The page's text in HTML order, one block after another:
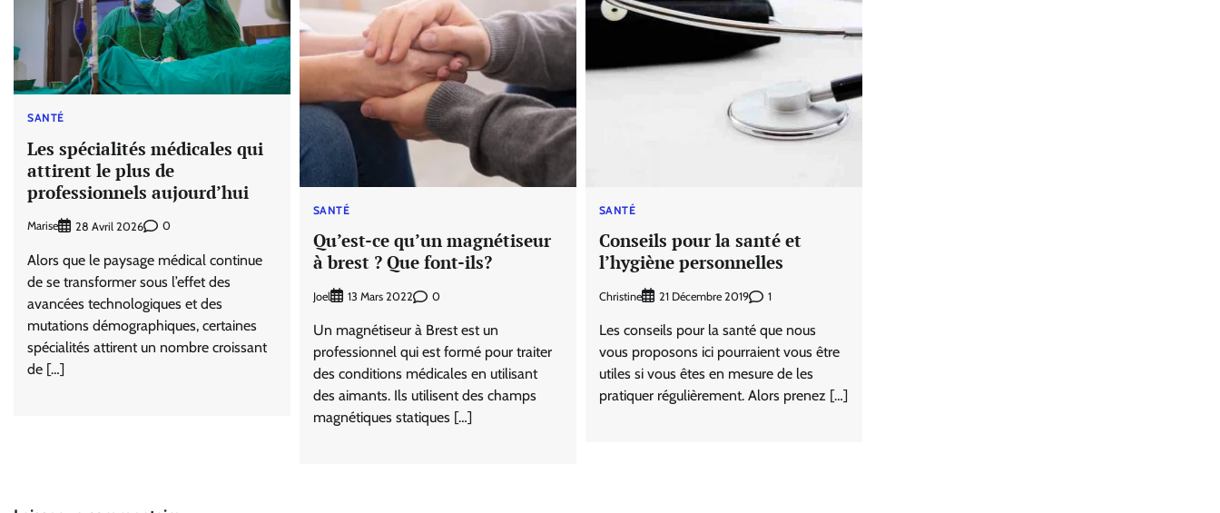
SANTÉ
Les spécialités médicales qui
attirent le plus de
professionnels aujourd’hui
Marise 28 Avril 2026 0
Alors que le paysage médical continue
de se transformer sous l’effet des
avancées technologiques et des
mutations démographiques, certaines
spécialités attirent un nombre croissant
de […]
SANTÉ
Qu’est-ce qu’un magnétiseur
à brest ? Que font-ils?
Joel 13 Mars 2022 0
Un magnétiseur à Brest est un
professionnel qui est formé pour traiter
des conditions médicales en utilisant
des aimants. Ils utilisent des champs
magnétiques statiques […]
SANTÉ
Conseils pour la santé et
l’hygiène personnelles
Christine 21 Décembre 2019 1
Les conseils pour la santé que nous
vous proposons ici pourraient vous être
utiles si vous êtes en mesure de les
pratiquer régulièrement. Alors prenez […]